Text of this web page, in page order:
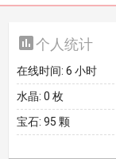
个人统计
在线时间: 6 小时
水晶: 0 枚
宝石: 95 颗